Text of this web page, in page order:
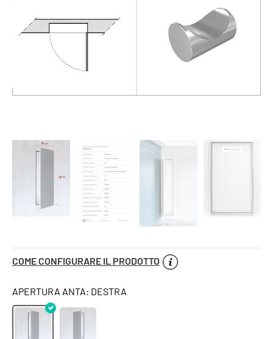
COME CONFIGURARE IL PRODOTTO
APERTURA ANTA: DESTRA